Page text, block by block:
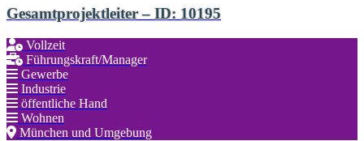
Gesamtprojektleiter – ID: 10195
Vollzeit
Führungskraft/Manager
Gewerbe
Industrie
öffentliche Hand
Wohnen
München und Umgebung